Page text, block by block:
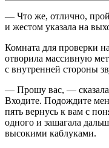
— Что же, отлично,
и жестом указала на
Комната для проверки
отворила массивную
с внутренней стороны
— Прошу вас, —
Входите. Подождите
пять вернусь к вам с
одного и зашагала
высокими каблуками.